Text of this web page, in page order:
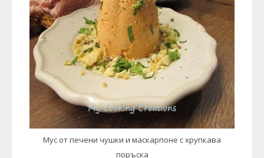
Мус от печени чушки и маскарпоне с хрупкава
поръска